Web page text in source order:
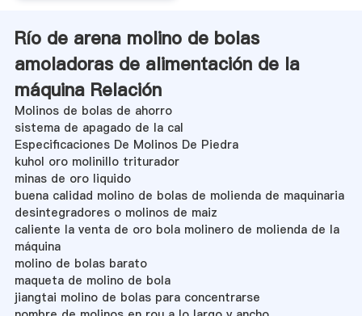
Río de arena molino de bolas
amoladoras de alimentación de la
máquina Relación
Molinos de bolas de ahorro
sistema de apagado de la cal
Especificaciones De Molinos De Piedra
kuhol oro molinillo triturador
minas de oro liquido
buena calidad molino de bolas de molienda de maquinaria
desintegradores o molinos de maiz
caliente la venta de oro bola molinero de molienda de la
máquina
molino de bolas barato
maqueta de molino de bola
jiangtai molino de bolas para concentrarse